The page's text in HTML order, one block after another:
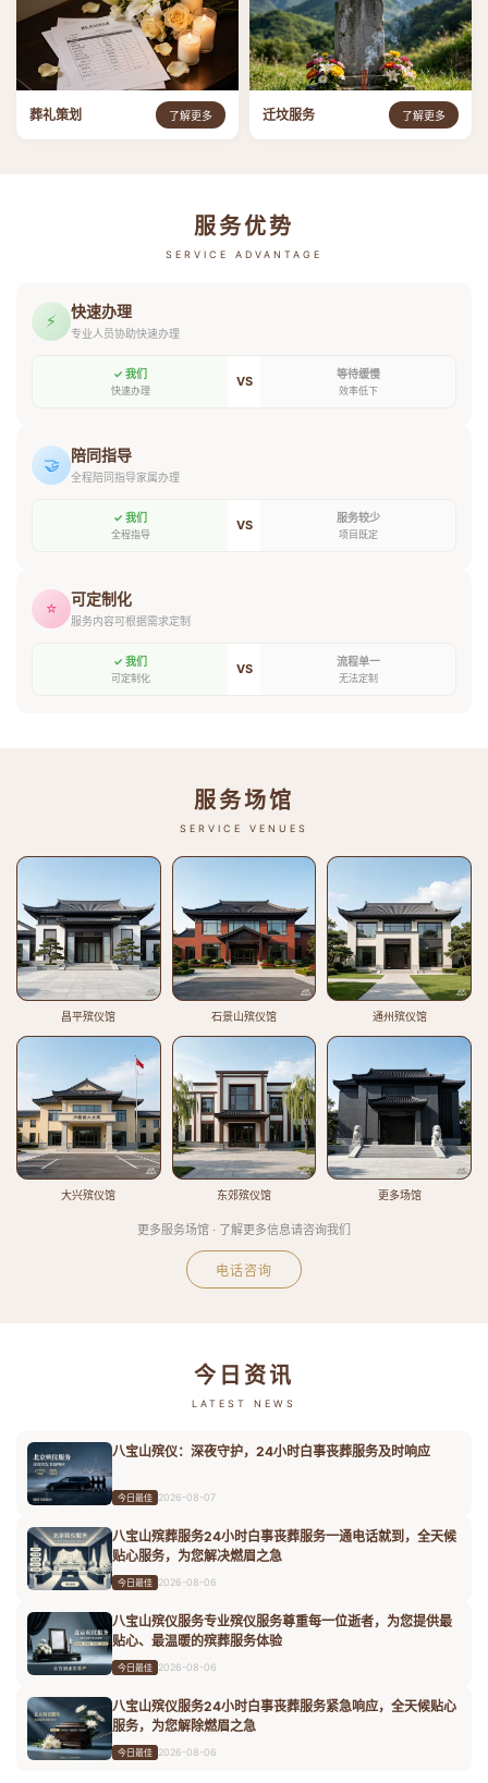
葬礼策划 了解更多 迁坟服务 了解更多
服务优势
SERVICE ADVANTAGE
⚡ 快速办理
专业人员协助快速办理
✓ 我们
快速办理
VS 等待缓慢
效率低下
🤝 陪同指导
全程陪同指导家属办理
✓ 我们
全程指导
VS 服务较少
项目既定
⭐ 可定制化
服务内容可根据需求定制
✓ 我们
可定制化
VS 流程单一
无法定制
服务场馆
SERVICE VENUES
昌平殡仪馆 石景山殡仪馆 通州殡仪馆
大兴殡仪馆 东郊殡仪馆 更多场馆
更多服务场馆 · 了解更多信息请咨询我们
电话咨询
今日资讯
LATEST NEWS
八宝山殡仪：深夜守护，24小时白事丧葬服务及时响应
今日最佳 2026-08-07
八宝山殡葬服务24小时白事丧葬服务一通电话就到，全天候
贴心服务，为您解决燃眉之急
今日最佳 2026-08-06
八宝山殡仪服务专业殡仪服务尊重每一位逝者，为您提供最
贴心、最温暖的殡葬服务体验
今日最佳 2026-08-06
八宝山殡仪服务24小时白事丧葬服务紧急响应，全天候贴心
服务，为您解除燃眉之急
今日最佳 2026-08-06